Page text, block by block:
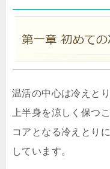
温活の中心は冷えと
上半身を涼しく保つ
コアとなる冷えとり
しています。